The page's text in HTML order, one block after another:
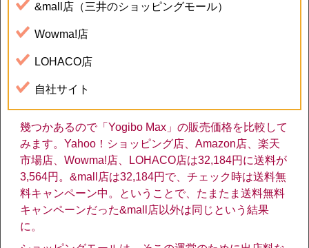
&mall店（三井のショッピングモール）
Wowma!店
LOHACO店
自社サイト
幾つかあるので「Yogibo Max」の販売価格を比較して
みます。Yahoo！ショッピング店、Amazon店、楽天
市場店、Wowma!店、LOHACO店は32,184円に送料が
3,564円。&mall店は32,184円で、チェック時は送料無
料キャンペーン中。ということで、たまたま送料無料
キャンペーンだった&mall店以外は同じという結果
に。